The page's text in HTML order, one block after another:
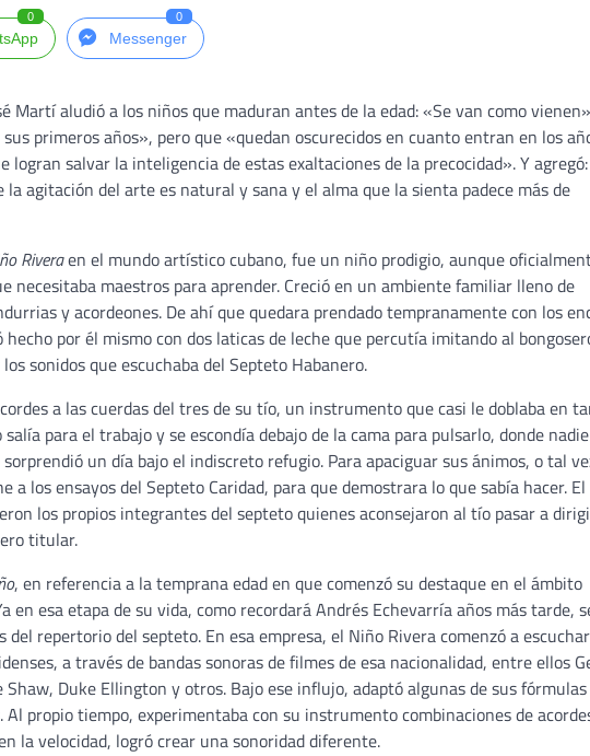
0
Messenger
0
Martí aludió a los niños que maduran antes de la edad: «Se van como
primeros años», pero que «quedan oscurecidos en cuanto entran en los
salvar la inteligencia de estas exaltaciones de la precocidad». Y
agitación del arte es natural y sana y el alma que la sienta padece más de
Riveraen el mundo artístico cubano, fue un niño prodigio, aunque
necesitaba maestros para aprender. Creció en un ambiente familiar lleno de
y acordeones. De ahí que quedara prendado tempranamente con los
por él mismo con dos laticas de leche que percutía imitando al
sonidos que escuchaba del Septeto Habanero.
a las cuerdas del tres de su tío, un instrumento que casi le doblaba en
para el trabajo y se escondía debajo de la cama para pulsarlo, donde
un día bajo el indiscreto refugio. Para apaciguar sus ánimos, o tal
a los ensayos del Septeto Caridad, para que demostrara lo que sabía hacer.
los propios integrantes del septeto quienes aconsejaron al tío pasar a
titular.
, en referencia a la temprana edad en que comenzó su destaque en el ámbito
en esa etapa de su vida, como recordará Andrés Echevarría años más tarde,
repertorio del septeto. En esa empresa, el Niño Rivera comenzó a
a través de bandas sonoras de filmes de esa nacionalidad, entre ellos
Duke Ellington y otros. Bajo ese influjo, adaptó algunas de sus
propio tiempo, experimentaba con su instrumento combinaciones de
la velocidad, logró crear una sonoridad diferente.